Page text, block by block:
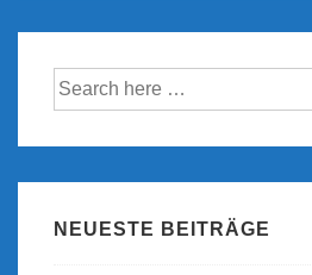
Suche
nach:
NEUESTE BEITRÄGE